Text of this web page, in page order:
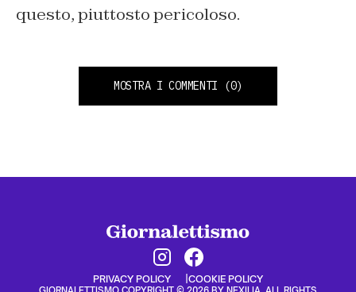
questo, piuttosto pericoloso.
MOSTRA I COMMENTI (0)
PRIVACY POLICY COOKIE POLICY